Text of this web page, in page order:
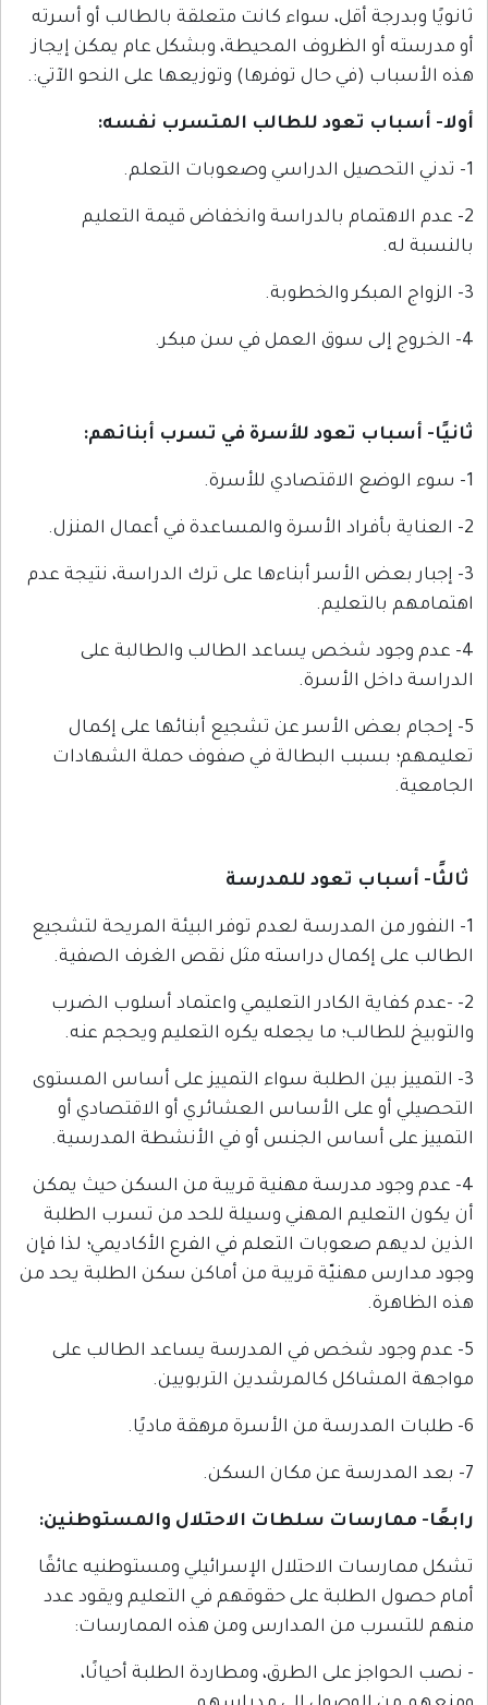
أقل، سواء كانت متعلقة بالطالب أو أسرته
الظروف المحيطة، وبشكل عام يمكن إيجاز
(في حال توفرها) وتوزيعها على النحو الآتي:.
تعود للطالب المتسرب نفسه:
بالدراسة وانخفاض قيمة التعليم
تعود للأسرة في تسرب أبنائهم:
الأسر أبناءها على ترك الدراسة، نتيجة عدم
شخص يساعد الطالب والطالبة على
الأسرة.
الأسر عن تشجيع أبنائها على إكمال
البطالة في صفوف حملة الشهادات
تعود للمدرسة
المدرسة لعدم توفر البيئة المريحة لتشجيع
إكمال دراسته مثل نقص الغرف الصفية.
الكادر التعليمي واعتماد أسلوب الضرب
ما يجعله يكره التعليم ويحجم عنه.
الطلبة سواء التمييز على أساس المستوى
على الأساس العشائري أو الاقتصادي أو
أساس الجنس أو في الأنشطة المدرسية.
مدرسة مهنية قريبة من السكن حيث يمكن
المهني وسيلة للحد من تسرب الطلبة
صعوبات التعلم في الفرع الأكاديمي؛ لذا فإن
مهنيّة قريبة من أماكن سكن الطلبة يحد من
شخص في المدرسة يساعد الطالب على
كالمرشدين التربويين.
سلطات الاحتلال والمستوطنين:
الاحتلال الإسرائيلي ومستوطنيه عائقًا
على حقوقهم في التعليم ويقود عدد
من المدارس ومن هذه الممارسات:
على الطرق، ومطاردة الطلبة أحيانًا،